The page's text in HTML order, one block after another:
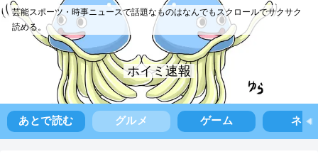
芸能スポーツ・時事ニュースで話題なものはなんでもスクロールでサクサク
読める。
ホイミ速報
あとで読む グルメ ゲーム ネタ